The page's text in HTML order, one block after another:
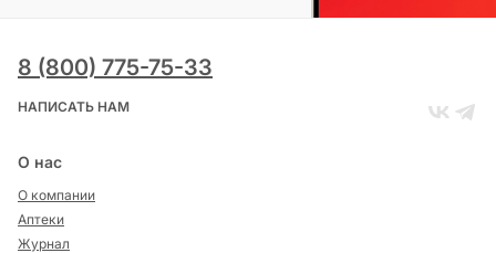
8 (800) 775-75-33
НАПИСАТЬ НАМ
О нас
О компании
Аптеки
Журнал